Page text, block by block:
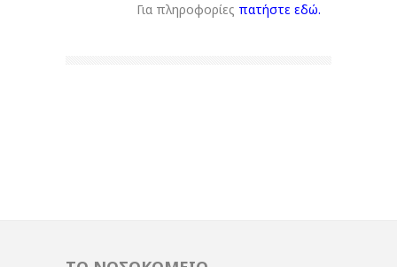
Για πληροφορίες πατήστε εδώ.